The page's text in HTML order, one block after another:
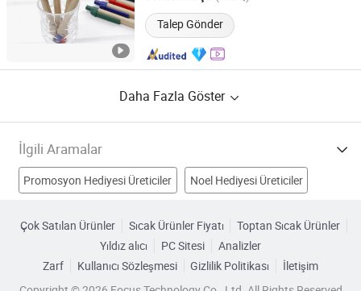
Talep Gönder
Daha Fazla Göster
İlgili Aramalar
Promosyon Hediyesi Üreticiler Noel Hediyesi Üreticiler
Logo Hediye Kalemi Fabrikalar Hediye Kalem Seti Fabrikalar
Çok Satılan Ürünler Sıcak Ürünler Fiyatı
Toptan Sıcak Ürünler
Yıldız alıcı
PC Sitesi
Analizler
Zarf
Kullanıcı Sözleşmesi Gizlilik Politikası
İletişim